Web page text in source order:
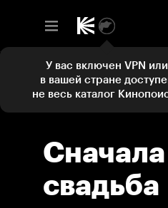
свадьба
У вас включен VPN или
в вашей стране
не весь каталог